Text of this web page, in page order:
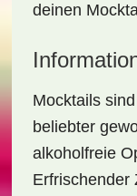
deinen
Mocktails
beliebter
alkoholfreie
Erfrischender